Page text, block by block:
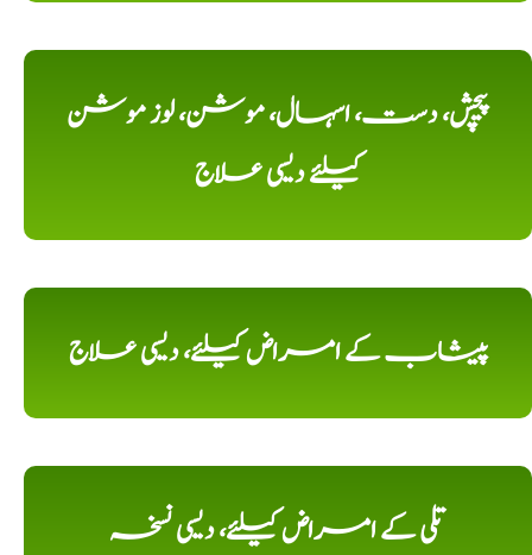
پیچش، دست، اسہال، موشن، لوز موشن
کیلئے دیسی علاج
پیشاب کے امراض کیلئے، دیسی علاج
تلی کے امراض کیلئے، دیسی نسخہ